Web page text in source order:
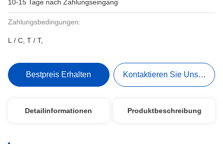
10-15 Tage nach Zahlungseingang
Zahlungsbedingungen:
L / C, T / T,
Bestpreis Erhalten Kontaktieren Sie Uns Jetzt
Detailinformationen Produktbeschreibung